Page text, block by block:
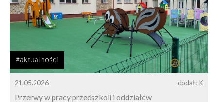
#aktualności
21.05.2026 dodał: K
Przerwy w pracy przedszkoli i oddziałów